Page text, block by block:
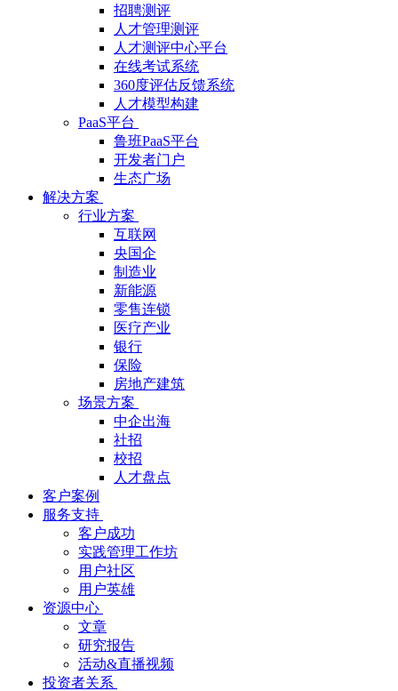
招聘测评
人才管理测评
人才测评中心平台
在线考试系统
360度评估反馈系统
人才模型构建
PaaS平台
鲁班PaaS平台
开发者门户
生态广场
解决方案
行业方案
互联网
央国企
制造业
新能源
零售连锁
医疗产业
银行
保险
房地产建筑
场景方案
中企出海
社招
校招
人才盘点
客户案例
服务支持
客户成功
实践管理工作坊
用户社区
用户英雄
资源中心
文章
研究报告
活动&直播视频
投资者关系